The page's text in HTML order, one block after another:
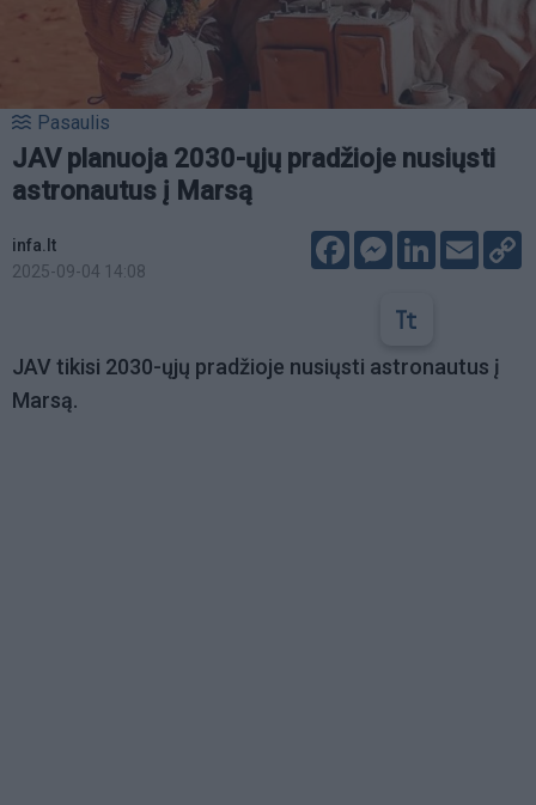
Pasaulis
JAV planuoja 2030-ųjų pradžioje nusiųsti
astronautus į Marsą
infa.lt
2025-09-04 14:08
FacebookMessenger
LinkedIn
Email
JAV tikisi 2030-ųjų pradžioje nusiųsti astronautus į
Marsą.